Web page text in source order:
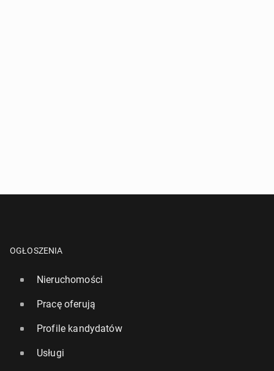
OGŁOSZENIA
Nieruchomości
Pracę oferują
Profile kandydatów
Usługi